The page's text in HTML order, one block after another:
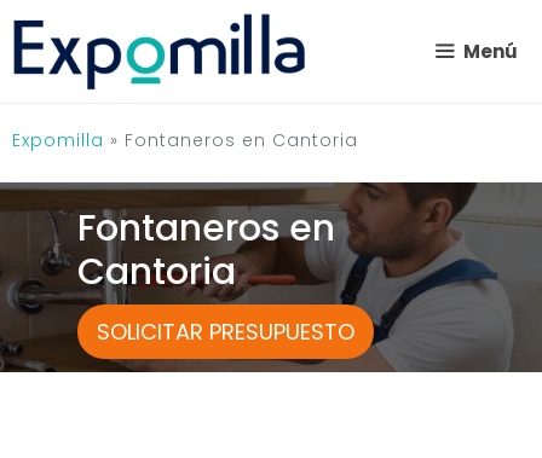
Saltar
contenido
Menú
Expomilla » Fontaneros en Cantoria
Fontaneros en
Cantoria
SOLICITAR PRESUPUESTO